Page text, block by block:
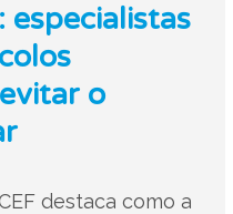
especialistas
o
destaca como a